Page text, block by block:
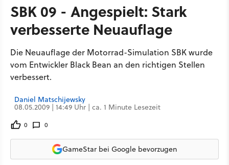
SBK 09 - Angespielt: Stark
verbesserte Neuauflage
Die Neuauflage der Motorrad-Simulation SBK wurde
vom Entwickler Black Bean an den richtigen Stellen
verbessert.
Daniel Matschijewsky
08.05.2009 | 14:49 Uhr | ca. 1 Minute Lesezeit
0 0
GameStar bei Google bevorzugen